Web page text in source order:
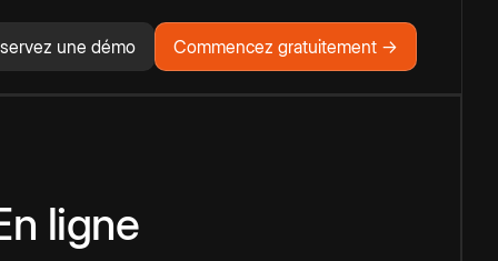
une démo Commencez gratuitement →
ligne